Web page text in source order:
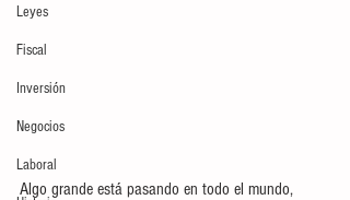
Leyes
Fiscal
Inversión
Negocios
Laboral
Algo grande está pasando en todo el mundo,